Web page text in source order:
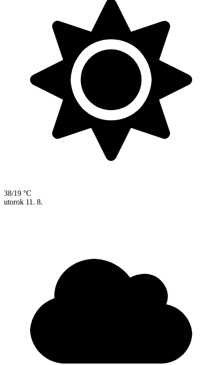
38/19 °C
utorok 11. 8.